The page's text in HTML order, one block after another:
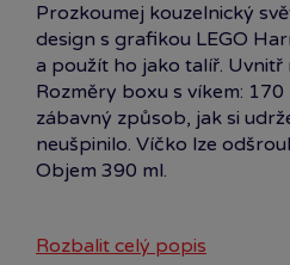
Prozkoumej kouzelnický
design s grafikou LEGO
a použít ho jako talíř. Uvnitř
Rozměry boxu s víkem:
zábavný způsob, jak si
neušpinilo. Víčko lze
Objem 390 ml.
Rozbalit celý popis